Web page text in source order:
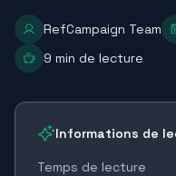
RefCampaign Team
9 min de lecture
Informations de
Temps de lecture